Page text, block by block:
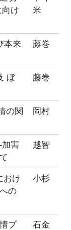
け
米
本来
藤巻
ぼ
藤巻
の関
岡村
害
越智
おけ
の
小杉
プ
石金